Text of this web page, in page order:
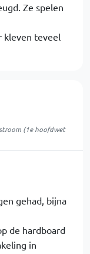
Ze spelen
kleven teveel
(1e hoofdwet
gehad, bijna
de hardboard
in